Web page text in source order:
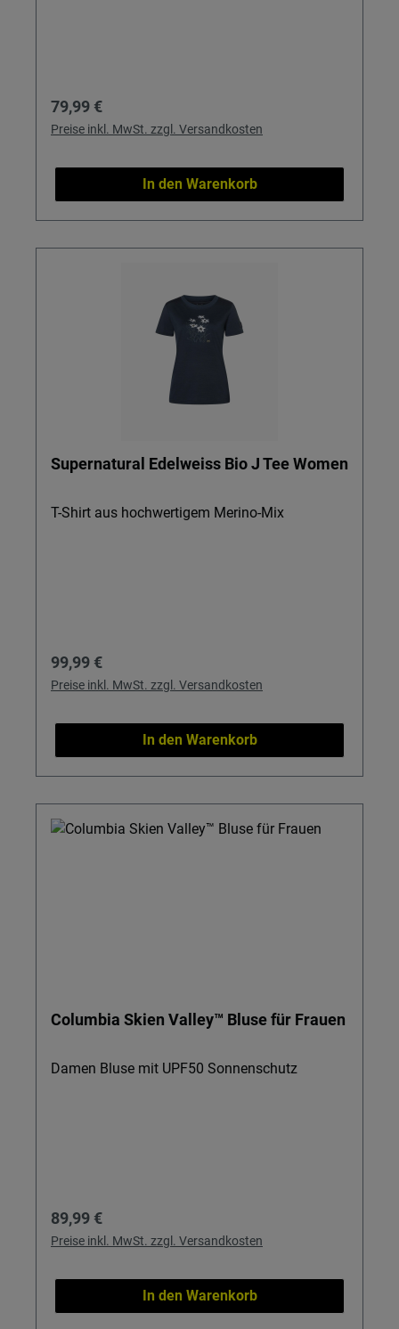
Regulärer Preis:
79,99 €
Preise inkl. MwSt. zzgl. Versandkosten
In den Warenkorb
Supernatural Edelweiss Bio J Tee Women
T-Shirt aus hochwertigem Merino-Mix
Regulärer Preis:
99,99 €
Preise inkl. MwSt. zzgl. Versandkosten
In den Warenkorb
Columbia Skien Valley™ Bluse für Frauen
Damen Bluse mit UPF50 Sonnenschutz
Regulärer Preis:
89,99 €
Preise inkl. MwSt. zzgl. Versandkosten
In den Warenkorb